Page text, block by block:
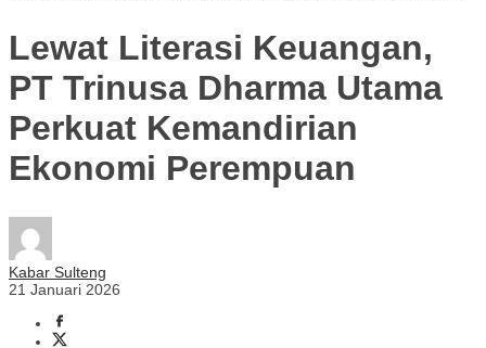
Lewat Literasi Keuangan,
PT Trinusa Dharma Utama
Perkuat Kemandirian
Ekonomi Perempuan
Kabar Sulteng
21 Januari 2026